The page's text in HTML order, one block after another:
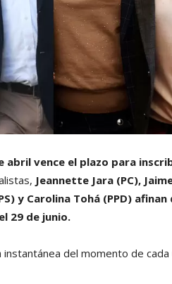
abril vence el plazo para
Jeannette Jara (PC),
y Carolina Tohá (PPD)
29 de junio.
instantánea del momento de